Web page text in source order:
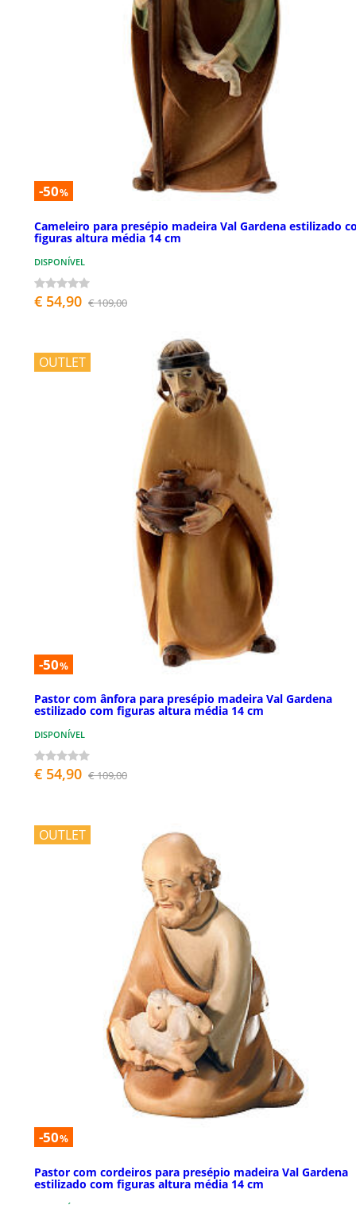
-50%
Cameleiro para presépio madeira Val Gardena estilizado
figuras altura média 14 cm
DISPONÍVEL
€ 54,90 € 109,00
OUTLET
-50%
Pastor com ânfora para presépio madeira Val Gardena
estilizado com figuras altura média 14 cm
DISPONÍVEL
€ 54,90 € 109,00
OUTLET
-50%
Pastor com cordeiros para presépio madeira Val Gardena
estilizado com figuras altura média 14 cm